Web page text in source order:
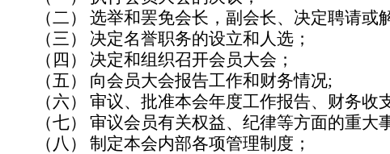
（二）
选举和罢免会长，副会长、决定聘请或
（三）
决定名誉职务的设立和人选；
（四）
决定和组织召开会员大会；
（五）
向会员大会报告工作和财务情况;
（六）
审议、批准本会年度工作报告、财务收
（七）
审议会员有关权益、纪律等方面的重大
（八）
制定本会内部各项管理制度；